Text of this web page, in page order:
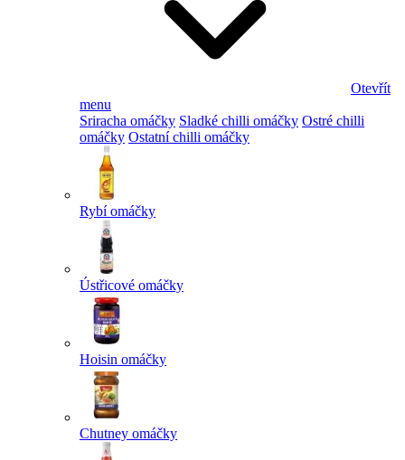
Otevřít
menu
Sriracha omáčky Sladké chilli omáčky Ostré chilli
omáčky Ostatní chilli omáčky
Rybí omáčky
Ústřicové omáčky
Hoisin omáčky
Chutney omáčky